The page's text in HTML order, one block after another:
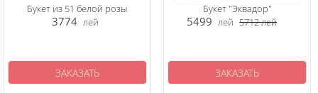
Букет из 51 белой розы
3774 лей
ЗАКАЗАТЬ
Букет "Эквадор"
5499 лей 5712лей
ЗАКАЗАТЬ